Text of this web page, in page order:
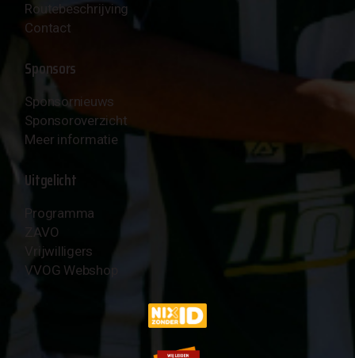
Routebeschrijving
Contact
Sponsors
Sponsornieuws
Sponsoroverzicht
Meer informatie
Uitgelicht
Programma
ZAVO
Vrijwilligers
VVOG Webshop